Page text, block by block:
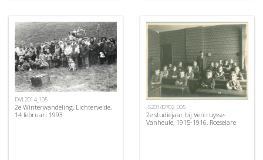
DVL2014_105
2e Winterwandeling, Lichtervelde,
14 februari 1993
JS20140702_005
2e studiejaar bij Vercruysse-
Vanheule, 1915-1916, Roeselare